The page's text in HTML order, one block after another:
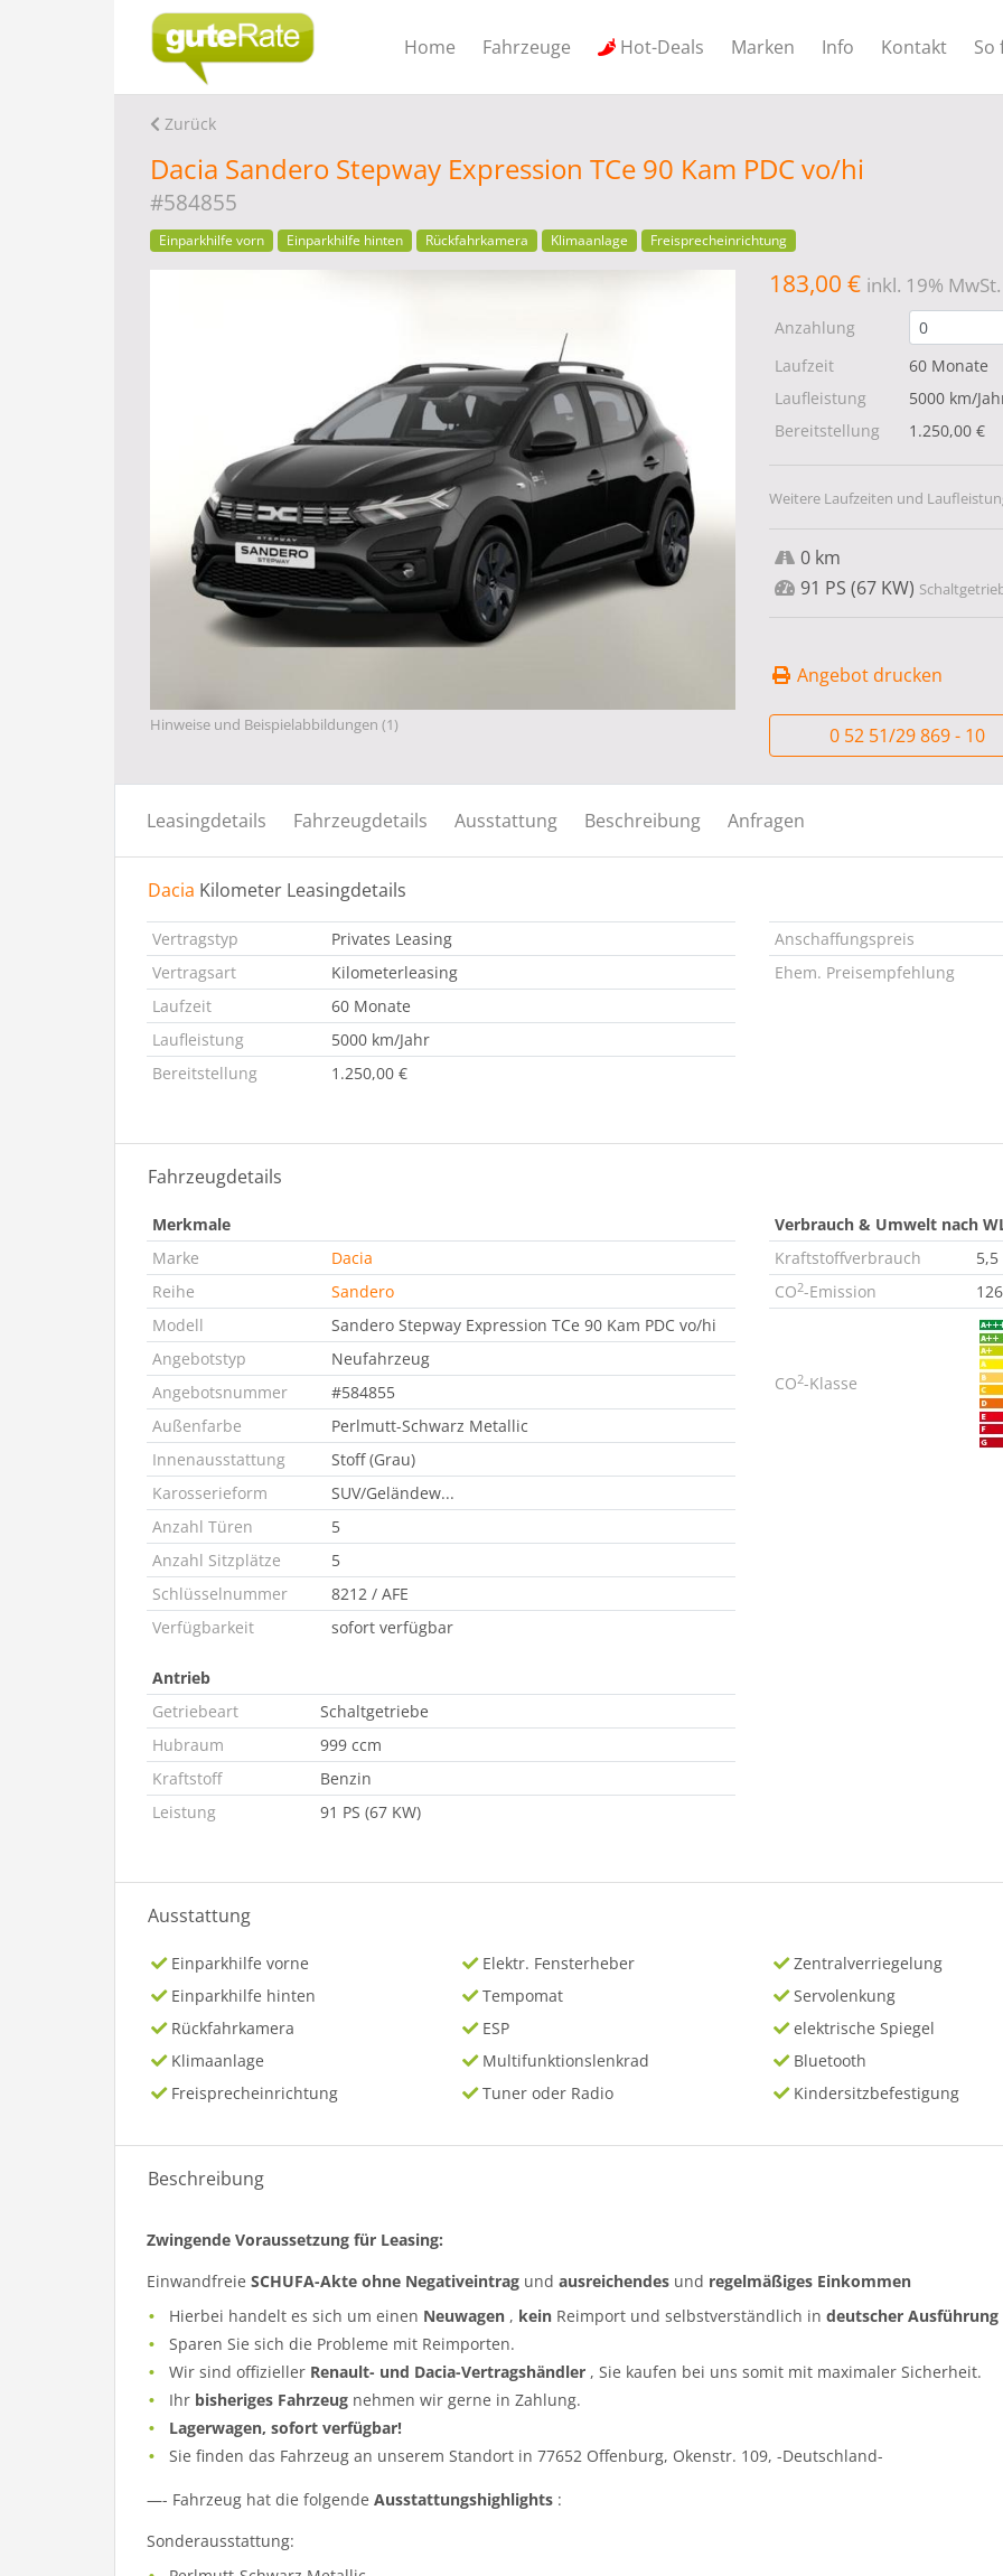
Home Fahrzeuge Hot-Deals Marken Info Kontakt So
Zurück
Dacia Sandero Stepway Expression TCe 90 Kam PDC vo/hi
#584855
Einparkhilfe vorn Einparkhilfe hinten Rückfahrkamera Klimaanlage Freisprecheinrichtung
Hinweise und Beispielabbildungen (1)
183,00 € inkl. 19% MwSt.
Anzahlung
Laufzeit
60 Monate
Laufleistung
5000 km/
Bereitstellung
1.250,00 €
Weitere Laufzeiten und
0 km
91 PS (67 KW)
Angebot drucken
0 52 51/29 869 - 10
Leasingdetails Fahrzeugdetails Ausstattung Beschreibung Anfragen
Dacia Kilometer Leasingdetails
Vertragstyp
Privates Leasing
Vertragsart
Kilometerleasing
Laufzeit
60 Monate
Laufleistung
5000 km/Jahr
Bereitstellung
1.250,00 €
Anschaffungspreis
Ehem. Preisempfehlung
Fahrzeugdetails
Merkmale
Marke
Dacia
Reihe
Sandero
Modell
Sandero Stepway Expression TCe 90 Kam PDC vo/hi
Angebotstyp
Neufahrzeug
Angebotsnummer
#584855
Außenfarbe
Perlmutt-Schwarz Metallic
Innenausstattung
Stoff (Grau)
Karosserieform
SUV/Geländew...
Anzahl Türen
5
Anzahl Sitzplätze
5
Schlüsselnummer
8212 / AFE
Verfügbarkeit
sofort verfügbar
Antrieb
Getriebeart
Schaltgetriebe
Hubraum
999 ccm
Kraftstoff
Benzin
Leistung
91 PS (67 KW)
Verbrauch & Umwelt nach
Kraftstoffverbrauch
CO2-Emission
CO2-Klasse
Ausstattung
Einparkhilfe vorne
Einparkhilfe hinten
Rückfahrkamera
Klimaanlage
Freisprecheinrichtung
Elektr. Fensterheber
Tempomat
ESP
Multifunktionslenkrad
Tuner oder Radio
Zentralverriegelung
Servolenkung
elektrische Spiegel
Bluetooth
Kindersitzbefestigung
Beschreibung
Zwingende Voraussetzung für Leasing:
Einwandfreie SCHUFA-Akte ohne Negativeintrag und ausreichendes und regelmäßiges Einkommen
Hierbei handelt es sich um einen Neuwagen , kein Reimport und selbstverständlich indeutscher Ausführung
Sparen Sie sich die Probleme mit Reimporten.
Wir sind offizieller Renault- und Dacia-Vertragshändler , Sie kaufen bei uns somit mit maximaler Sicherheit.
Ihr bisheriges Fahrzeug nehmen wir gerne in Zahlung.
Lagerwagen, sofort verfügbar!
Sie finden das Fahrzeug an unserem Standort in 77652 Offenburg, Okenstr. 109, -Deutschland-
—- Fahrzeug hat die folgende Ausstattungshighlights :
Sonderausstattung: